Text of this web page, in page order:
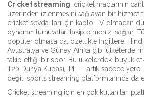
Cricket streaming cricket maçlarının
üzerinden izlenmesini sağlayan bir hizmet
cricket sevdalıları için kablo TV olmadan
oynanan turnuvaları takip etmenizi sağlar.
popüler olmasa da, özellikle İngiltere,
Avustralya ve Güney Afrika gibi ülkelerde
takip ettiği bir spor. Bu ülkelerdeki büyük
T20 Dünya Kupası, IPL — artık sadece
değil, sports streaming platformlarında da
Cricket streaming için en çok kullanılan